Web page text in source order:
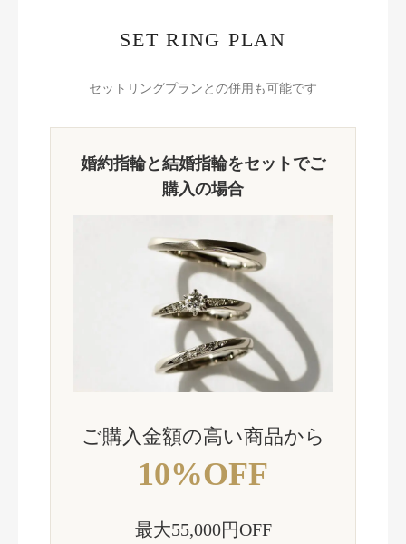
SET RING PLAN
セットリングプランとの併用も可能です
婚約指輪と結婚指輪をセットでご
購入の場合
ご購入金額の高い商品から
10%OFF
最大55,000円OFF